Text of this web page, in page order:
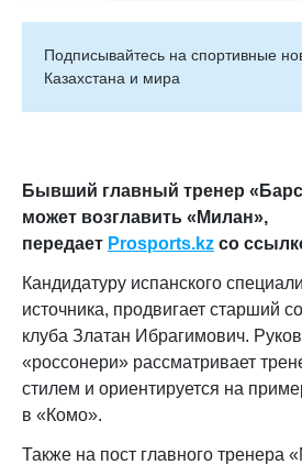
Подписывайтесь на cпортивные
Казахстана и мира
Бывший главный тренер
может возглавить «Милан»,
передает Prosports.kz со
Кандидатуру испанского
источника, продвигает старший
клуба Златан Ибрагимович.
«россонери» рассматривает
стилем и ориентируется на
в «Комо».
Также на пост главного тренера